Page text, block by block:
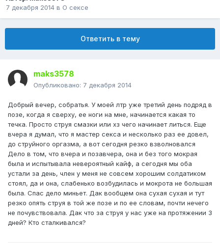
7 декабря 2014 в О сексе
Ответить в тему
maks3578
Опубликовано: 7 декабря 2014
Добрый вечер, собратья. У моей лтр уже третий день подряд в
позе, когда я сверху, ее ноги на мне, начинается какая то
течка. Просто струя смазки или хз чего начинает литься. Еще
вчера я думал, что я мастер секса и несколько раз ее довел,
до струйного оргазма, а вот сегодня резко взволновался
Дело в том, что вчера и позавчера, она и без того мокрая
была и испытывала невероятный кайф, а сегодня мы оба
устали за день, член у меня не совсем хорошим солдатиком
стоял, да и она, слабенько возбудилась и мокрота не большая
была. Спас дело миньет. Дак вообщем она сухая сухая и тут
резко опять струя в той же позе и по ее словам, почти нечего
не почувствовала. Дак что за струя у нас уже на протяжении 3
дней? Кто сталкивался?